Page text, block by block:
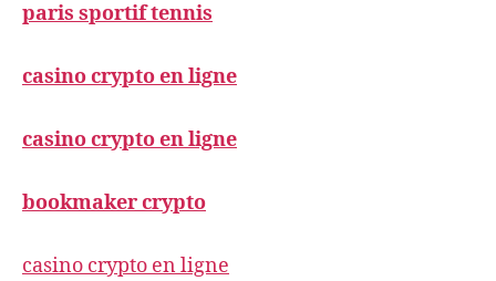
paris sportif tennis
casino crypto en ligne
casino crypto en ligne
bookmaker crypto
casino crypto en ligne